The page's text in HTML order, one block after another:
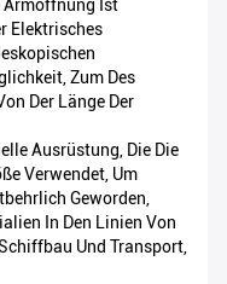
Armöffnung Ist
Elektrisches
Zum Des
Der Länge Der
Ausrüstung, Die Die
Verwendet, Um
Geworden,
In Den Linien Von
Und Transport,